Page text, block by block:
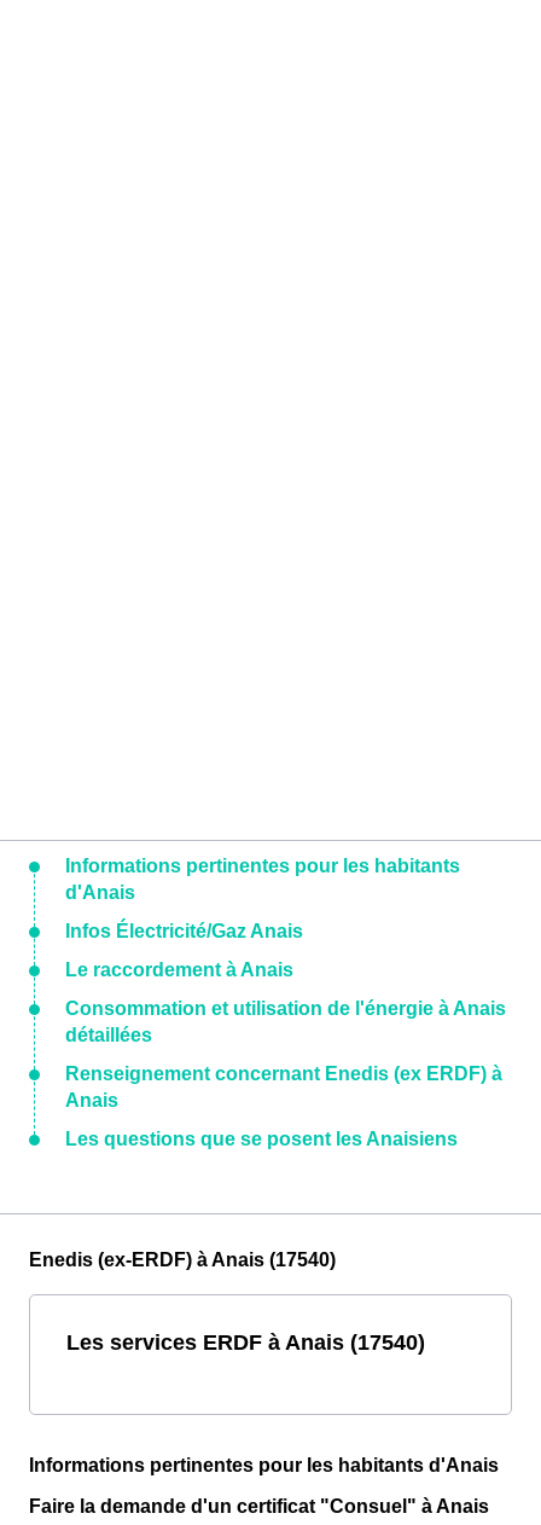
Informations pertinentes pour les habitants
d'Anais
Infos Électricité/Gaz Anais
Le raccordement à Anais
Consommation et utilisation de l'énergie à Anais
détaillées
Renseignement concernant Enedis (ex ERDF) à
Anais
Les questions que se posent les Anaisiens
Enedis (ex-ERDF) à Anais (17540)
Les services ERDF à Anais (17540)
Informations pertinentes pour les habitants d'Anais
Faire la demande d'un certificat "Consuel" à Anais